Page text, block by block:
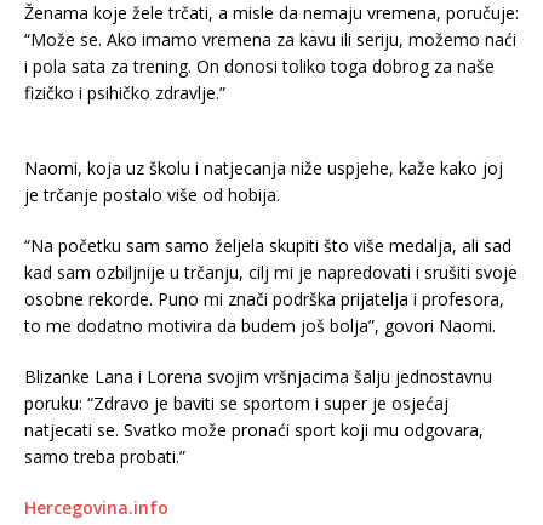
Ženama koje žele trčati, a misle da nemaju vremena, poručuje:
“Može se. Ako imamo vremena za kavu ili seriju, možemo naći
i pola sata za trening. On donosi toliko toga dobrog za naše
fizičko i psihičko zdravlje.”
Naomi, koja uz školu i natjecanja niže uspjehe, kaže kako joj
je trčanje postalo više od hobija.
“Na početku sam samo željela skupiti što više medalja, ali sad
kad sam ozbiljnije u trčanju, cilj mi je napredovati i srušiti svoje
osobne rekorde. Puno mi znači podrška prijatelja i profesora,
to me dodatno motivira da budem još bolja”, govori Naomi.
Blizanke Lana i Lorena svojim vršnjacima šalju jednostavnu
poruku: “Zdravo je baviti se sportom i super je osjećaj
natjecati se. Svatko može pronaći sport koji mu odgovara,
samo treba probati.”
Hercegovina.info